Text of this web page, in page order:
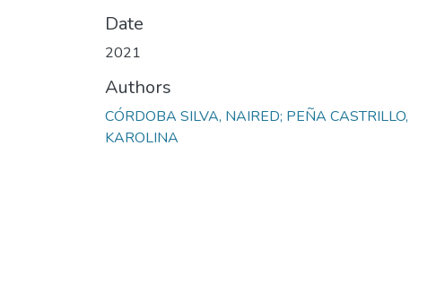
Date
2021
Authors
CÓRDOBA SILVA, NAIRED; PEÑA CASTRILLO,
KAROLINA